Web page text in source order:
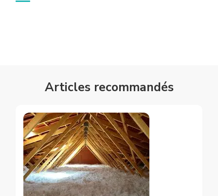
Articles recommandés